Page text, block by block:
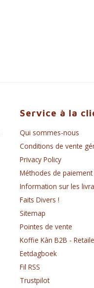
Service à la
Qui sommes-nous
Conditions de vente
Privacy Policy
Méthodes de paiement
Information sur les
Faits Divers !
Sitemap
Pointes de vente
Koffie Kàn B2B -
Eetdagboek
Fil RSS
Trustpilot